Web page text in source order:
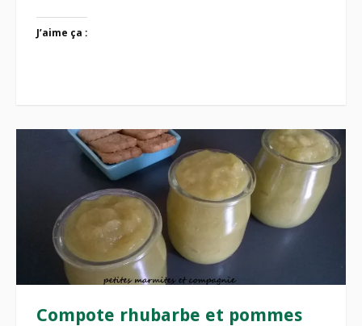
J’aime ça :
Compote rhubarbe et pommes